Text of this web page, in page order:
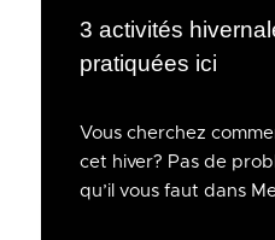
3 activités
pratiquées ici
Vous cherchez
cet hiver? Pas de
qu’il vous faut dans